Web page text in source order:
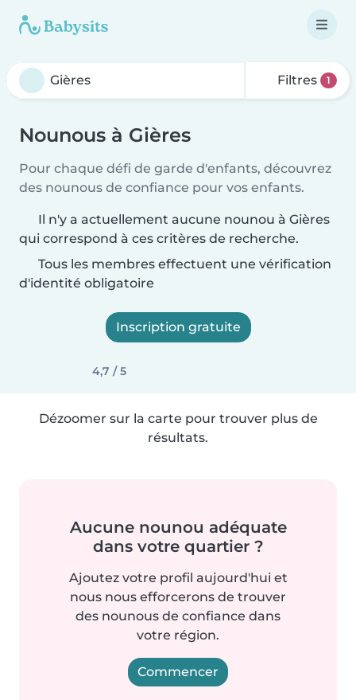
Filtres 1
Nounous à Gières
Pour chaque défi de garde d'enfants, découvrez
des nounous de confiance pour vos enfants.
Il n'y a actuellement aucune nounou à Gières
qui correspond à ces critères de recherche.
Tous les membres effectuent une vérification
d'identité obligatoire
Inscription gratuite
4,7 / 5
Dézoomer sur la carte pour trouver plus de
résultats.
Aucune nounou adéquate
dans votre quartier ?
Ajoutez votre profil aujourd'hui et
nous nous efforcerons de trouver
des nounous de confiance dans
votre région.
Commencer